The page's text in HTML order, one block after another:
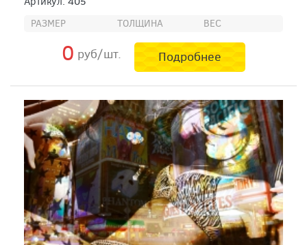
РАЗМЕР ТОЛЩИНА ВЕС
0 руб/шт. Подробнее